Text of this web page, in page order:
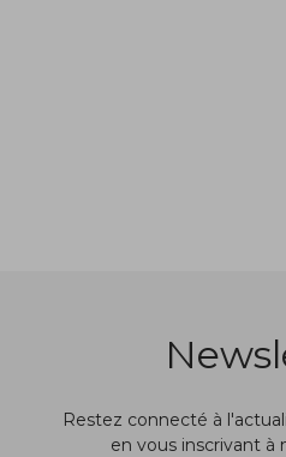
Restez connecté à
en vous inscrivant à